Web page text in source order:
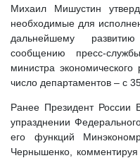
Михаил Мишустин
необходимые для
дальнейшему
сообщению пресс-
министра
число департаментов – с
Ранее Президент России
упразднении
его функций
Чернышенко,